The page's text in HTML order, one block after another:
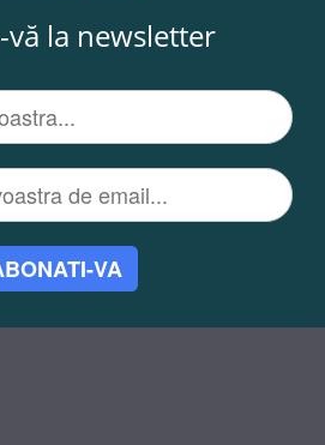
la newsletter
VA